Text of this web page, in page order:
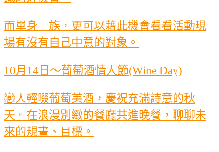
而單身一族，更可以藉此機會看看活動現
場有沒有自己中意的對象。
10月14日～葡萄酒情人節(Wine Day)
戀人輕啜葡萄美酒，慶祝充滿詩意的秋
天。在浪漫別緻的餐廳共進晚餐，聊聊未
來的規畫、目標。